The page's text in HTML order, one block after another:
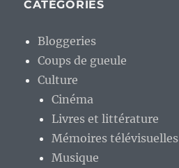
CATÉGORIES
Bloggeries
Coups de gueule
Culture
Cinéma
Livres et littérature
Mémoires télévisuelles
Musique